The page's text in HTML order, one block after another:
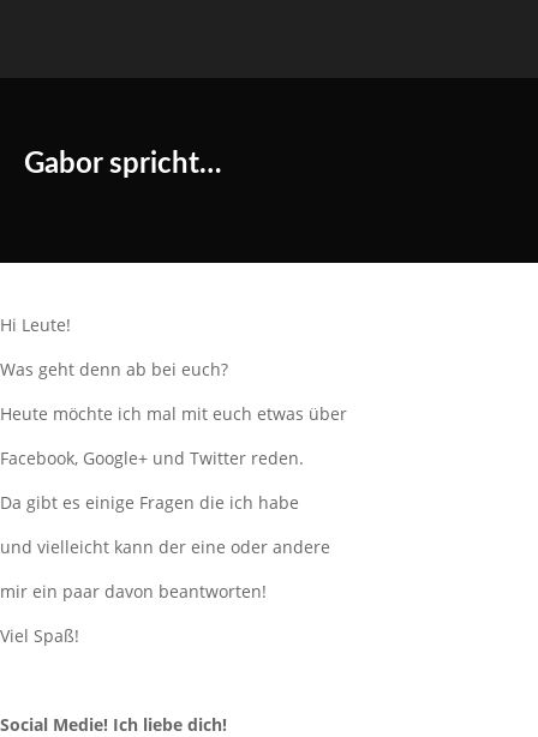
Gabor spricht…
Hi Leute!
Was geht denn ab bei euch?
Heute möchte ich mal mit euch etwas über
Facebook, Google+ und Twitter reden.
Da gibt es einige Fragen die ich habe
und vielleicht kann der eine oder andere
mir ein paar davon beantworten!
Viel Spaß!
Social Medie! Ich liebe dich!